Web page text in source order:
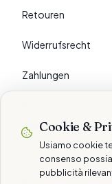
Retouren
Widerrufsrecht
Zahlungen
›EINSTELLUNGEN
Cookie &
Usiamo cookie
consenso
pubblicità